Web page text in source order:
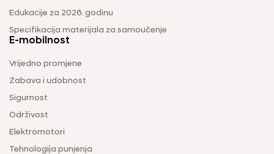
Edukacije za 2026. godinu
Specifikacija materijala za samoučenje
E-mobilnost
Vrijedno promjene
Zabava i udobnost
Sigurnost
Održivost
Elektromotori
Tehnologija punjenja